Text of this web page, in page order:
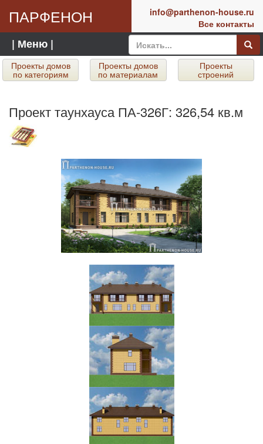
ПАРФЕНОН
info@parthenon-house.ru
Все контакты
| Меню |
Проекты домов
по категориям
Проекты домов
по материалам
Проекты
строений
Проект таунхауса ПА-326Г: 326,54 кв.м